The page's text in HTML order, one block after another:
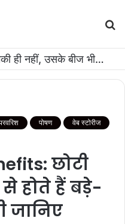
Healthy Eating: सिर्फ लौकी ही नहीं, उसके बीज भी हैं काम के! फायदे मिलेंगे कमाल के!
पोषण
वेब स्टोरीज
छोटी
होते हैं बड़े-
जानिए